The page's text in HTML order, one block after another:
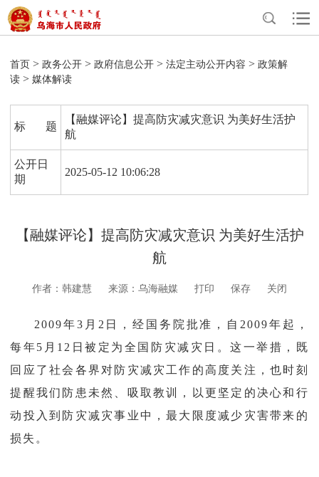
首页 >政务公开 >政府信息公开 >法定主动公开内容 >政策解
读 >媒体解读
标 题
【融媒评论】提高防灾减灾意识 为美好生活护
航
公开日
期
2025-05-12 10:06:28
【融媒评论】提高防灾减灾意识 为美好生活护
航
作者：韩建慧 来源：乌海融媒 打印 保存 关闭
2009年3月2日，经国务院批准，自2009年起，
每年5月12日被定为全国防灾减灾日。这一举措，既
回应了社会各界对防灾减灾工作的高度关注，也时刻
提醒我们防患未然、吸取教训，以更坚定的决心和行
动投入到防灾减灾事业中，最大限度减少灾害带来的
损失。